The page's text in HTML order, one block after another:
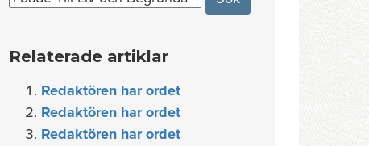
Relaterade artiklar
Redaktören har ordet
Redaktören har ordet
Redaktören har ordet